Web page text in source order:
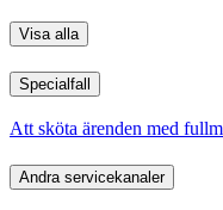
Visa alla
Specialfall
Att sköta ärenden med
Andra servicekanaler